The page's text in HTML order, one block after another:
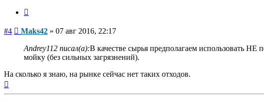
#4 Сообщение
Maks42 » 07 авг 2016, 22:17
Andrey112 писал(а):В качестве сырья предполагаем использовать
мойку (без сильных загрязнений).
На сколько я знаю, на рынке сейчас нет таких отходов.